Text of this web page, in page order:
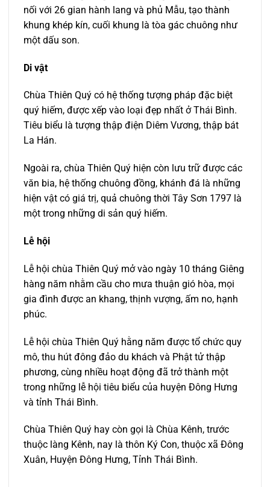
nối với 26 gian hành lang và phủ Mẫu, tạo thành
khung khép kín, cuối khung là tòa gác chuông như
một dấu son.
Di vật
Chùa Thiên Quý có hệ thống tượng pháp đặc biệt
quý hiếm, được xếp vào loại đẹp nhất ở Thái Bình.
Tiêu biểu là tượng thập điện Diêm Vương, thập bát
La Hán.
Ngoài ra, chùa Thiên Quý hiện còn lưu trữ được các
văn bia, hệ thống chuông đồng, khánh đá là những
hiện vật có giá trị, quả chuông thời Tây Sơn 1797 là
một trong những di sản quý hiếm.
Lễ hội
Lễ hội chùa Thiên Quý mở vào ngày 10 tháng Giêng
hàng năm nhằm cầu cho mưa thuận gió hòa, mọi
gia đình được an khang, thịnh vượng, ấm no, hạnh
phúc.
Lễ hội chùa Thiên Quý hằng năm được tổ chức quy
mô, thu hút đông đảo du khách và Phật tử thập
phương, cùng nhiều hoạt động đã trở thành một
trong những lễ hội tiêu biểu của huyện Đông Hưng
và tỉnh Thái Bình.
Chùa Thiên Quý hay còn gọi là Chùa Kênh, trước
thuộc làng Kênh, nay là thôn Ký Con, thuộc xã Đông
Xuân, Huyện Đông Hưng, Tỉnh Thái Bình.